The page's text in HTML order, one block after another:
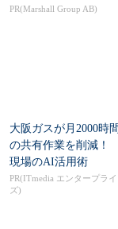
PR(Marshall Group AB)
大阪ガスが月2000時間
の共有作業を削減！
現場のAI活用術
PR(ITmedia エンタープライ
ズ)